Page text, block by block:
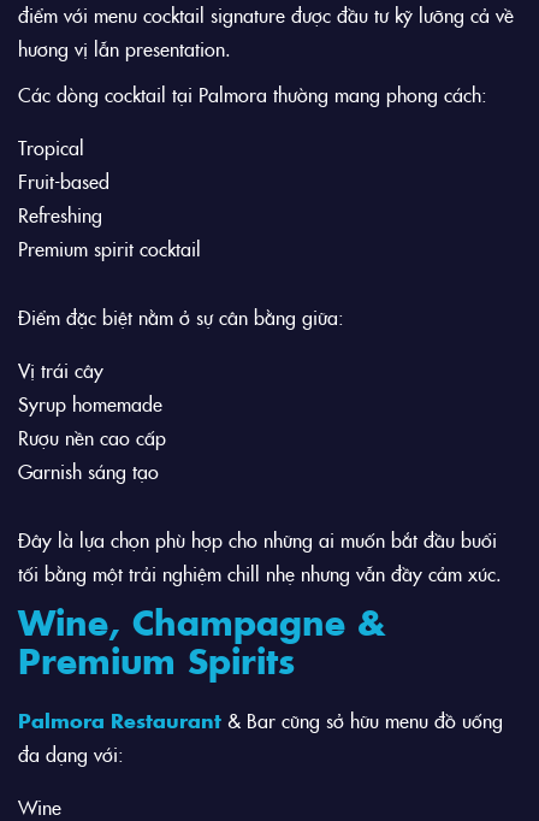
điểm với menu cocktail signature được đầu tư kỹ lưỡng cả về
hương vị lẫn presentation.
Các dòng cocktail tại Palmora thường mang phong cách:
Tropical
Fruit-based
Refreshing
Premium spirit cocktail
Điểm đặc biệt nằm ở sự cân bằng giữa:
Vị trái cây
Syrup homemade
Rượu nền cao cấp
Garnish sáng tạo
Đây là lựa chọn phù hợp cho những ai muốn bắt đầu buổi
tối bằng một trải nghiệm chill nhẹ nhưng vẫn đầy cảm xúc.
Wine, Champagne &
Premium Spirits
Palmora Restaurant & Bar cũng sở hữu menu đồ uống
đa dạng với:
Wine